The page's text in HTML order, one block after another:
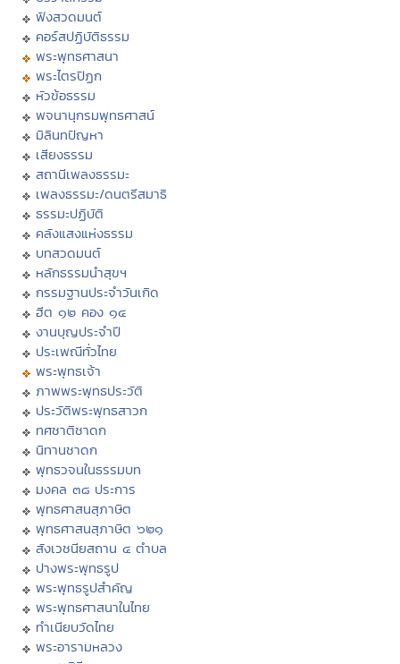
ฟังสวดมนต์
คอร์สปฏิบัติธรรม
พระพุทธศาสนา
พระไตรปิฏก
หัวข้อธรรม
พจนานุกรมพุทธศาสน์
มิลินทปัญหา
เสียงธรรม
สถานีเพลงธรรมะ
เพลงธรรมะ/ดนตรีสมาธิ
ธรรมะปฏิบัติ
คลังแสงแห่งธรรม
บทสวดมนต์
หลักธรรมนำสุขฯ
กรรมฐานประจำวันเกิด
ฮีต ๑๒ คอง ๑๔
งานบุญประจำปี
ประเพณีทั่วไทย
พระพุทธเจ้า
ภาพพระพุทธประวัติ
ประวัติพระพุทธสาวก
ทศชาติชาดก
นิทานชาดก
พุทธวจนในธรรมบท
มงคล ๓๘ ประการ
พุทธศาสนสุภาษิต
พุทธศาสนสุภาษิต ๖๒๑
สังเวชนียสถาน ๔ ตำบล
ปางพระพุทธรูป
พระพุทธรูปสำคัญ
พระพุทธศาสนาในไทย
ทำเนียบวัดไทย
พระอารามหลวง